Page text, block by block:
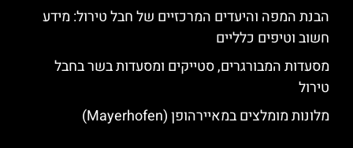
הבנת המפה והיעדים המרכזיים של חבל טירול: מידע
חשוב וטיפים כלליים
מסעדות המבורגרים, סטייקים ומסעדות בשר בחבל
טירול
מלונות מומלצים במאיירהופן (Mayerhofen)